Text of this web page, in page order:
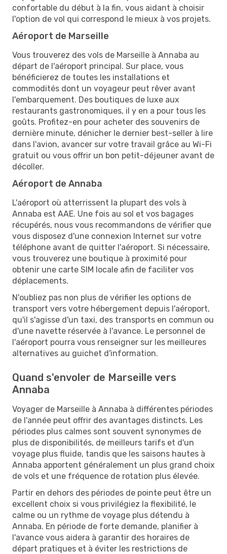
confortable du début à la fin, vous aidant à choisir
l'option de vol qui correspond le mieux à vos projets.
Aéroport de Marseille
Vous trouverez des vols de Marseille à Annaba au
départ de l'aéroport principal. Sur place, vous
bénéficierez de toutes les installations et
commodités dont un voyageur peut rêver avant
l'embarquement. Des boutiques de luxe aux
restaurants gastronomiques, il y en a pour tous les
goûts. Profitez-en pour acheter des souvenirs de
dernière minute, dénicher le dernier best-seller à lire
dans l'avion, avancer sur votre travail grâce au Wi-Fi
gratuit ou vous offrir un bon petit-déjeuner avant de
décoller.
Aéroport de Annaba
L'aéroport où atterrissent la plupart des vols à
Annaba est AAE. Une fois au sol et vos bagages
récupérés, nous vous recommandons de vérifier que
vous disposez d'une connexion Internet sur votre
téléphone avant de quitter l'aéroport. Si nécessaire,
vous trouverez une boutique à proximité pour
obtenir une carte SIM locale afin de faciliter vos
déplacements.
N'oubliez pas non plus de vérifier les options de
transport vers votre hébergement depuis l'aéroport,
qu'il s'agisse d'un taxi, des transports en commun ou
d'une navette réservée à l'avance. Le personnel de
l'aéroport pourra vous renseigner sur les meilleures
alternatives au guichet d'information.
Quand s'envoler de Marseille vers
Annaba
Voyager de Marseille à Annaba à différentes périodes
de l'année peut offrir des avantages distincts. Les
périodes plus calmes sont souvent synonymes de
plus de disponibilités, de meilleurs tarifs et d'un
voyage plus fluide, tandis que les saisons hautes à
Annaba apportent généralement un plus grand choix
de vols et une fréquence de rotation plus élevée.
Partir en dehors des périodes de pointe peut être un
excellent choix si vous privilégiez la flexibilité, le
calme ou un rythme de voyage plus détendu à
Annaba. En période de forte demande, planifier à
l'avance vous aidera à garantir des horaires de
départ pratiques et à éviter les restrictions de